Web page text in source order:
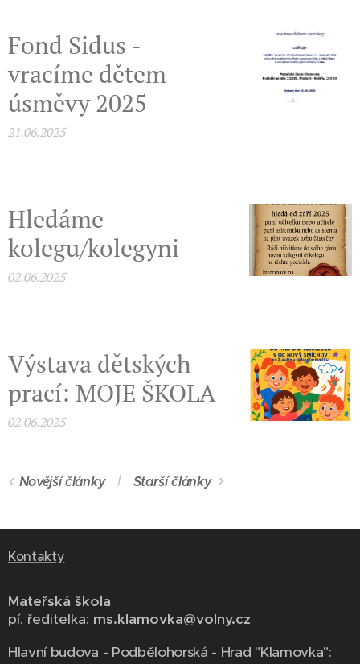
Fond Sidus -
vracíme dětem
úsměvy 2025
21.06.2025
Hledáme
kolegu/kolegyni
02.06.2025
Výstava dětských
prací: MOJE ŠKOLA
02.06.2025
Novější články Starší články
Kontakty
Mateřská škola
pí. ředitelka: ms.klamovka@volny.cz
Hlavní budova - Podbělohorská - Hrad "Klamovka":